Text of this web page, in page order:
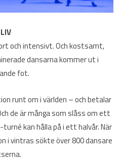
och intensivt. Och kostsamt,
dansarna kommer ut i
fot.
runt om i världen – och betalar
de är många som slåss om ett
kan hålla på i ett halvår. När
i vintras sökte över 800 dansare